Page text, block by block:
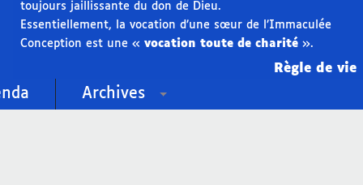
Règle de vie
toujours jaillissante du don de Dieu.
Essentiellement, la vocation d’une sœur de l’Immaculée
Conception est une « vocation toute de charité».
Archives